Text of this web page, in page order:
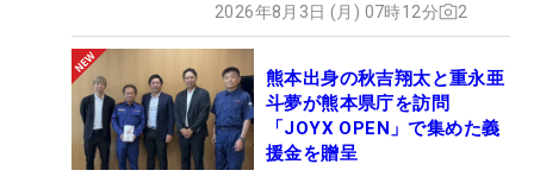
2026年8月3日 (月) 07時12分 2
熊本出身の秋吉翔太と重永亜
斗夢が熊本県庁を訪問
「JOYX OPEN」で集めた義
援金を贈呈